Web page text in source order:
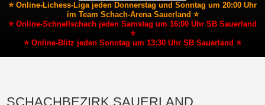
⭐ Online-Lichess-Liga jeden Donnerstag und Sonntag um 20:00 Uhr
im Team Schach-Arena Sauerland ⭐
⭐ Online-Schnellschach jeden Samstag um 16:00 Uhr SB Sauerland
⭐
⭐ Online-Blitz jeden Sonntag um 13:30 Uhr SB Sauerland ⭐
SCHACHBEZIRK SAUERLAND